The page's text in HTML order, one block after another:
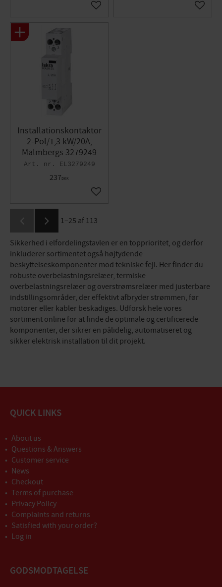
Gem som favorit Gem
Installationskontaktor
2-Pol/1,3 kW/20A,
Malmbergs 3279249
EL3279249
237DKK
Gem som favorit
1–25 af 113
Sikkerhed i elfordelingstavlen er en topprioritet, og derfor
inkluderer sortimentet også højtydende
beskyttelseskomponenter mod tekniske fejl. Her finder du
robuste overbelastningsrelæer, termiske
overbelastningsrelæer og overstrømsrelæer med justerbare
indstillingsområder, der effektivt afbryder strømmen, før
motorer eller kabler beskadiges. Udforsk hele vores
sortiment online for at finde de optimale og certificerede
komponenter, der sikrer en pålidelig, automatiseret og
sikker elektrisk installation til dit projekt.
QUICK LINKS
About us
Questions & Answers
Customer service
News
Checkout
Terms of purchase
Privacy Policy
Complaints and returns
Satisfied with your order?
Log in
GODSMODTAGELSE